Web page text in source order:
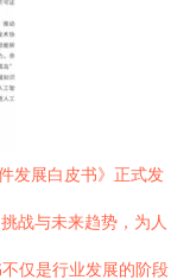
发展白皮书》正式发
战与未来趋势，为人
仅是行业发展的阶段